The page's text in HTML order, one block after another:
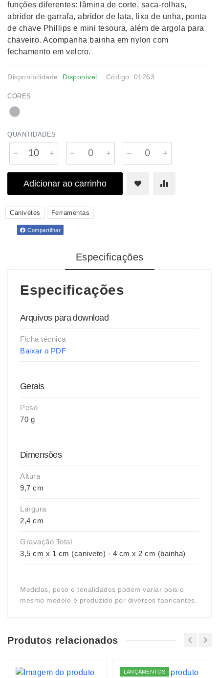
funções diferentes: lâmina de corte, saca-rolhas,
abridor de garrafa, abridor de lata, lixa de unha, ponta
de chave Phillips e mini tesoura, além de argola para
chaveiro. Acompanha bainha em nylon com
fechamento em velcro.
Disponibilidade: Disponível Código: 01263
CORES
QUANTIDADES
Adicionar ao carrinho
Canivetes Ferramentas
Compartilhar
Especificações
Especificações
Arquivos para download
Ficha técnica
Baixar o PDF
Gerais
Peso
70 g
Dimensões
Altura
9,7 cm
Largura
2,4 cm
Gravação Total
3,5 cm x 1 cm (canivete) - 4 cm x 2 cm (bainha)
Medidas, peso e tonalidades podem variar pois o
mesmo modelo é produzido por diversos fabricantes.
Produtos relacionados
LANÇAMENTOS